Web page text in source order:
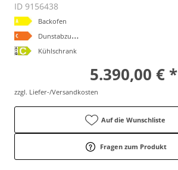
ID 9156438
Backofen
D
unstabzugshaube
Kühlschrank
5.390,00 € *
zzgl. Liefer-/Versandkosten
Auf die Wunschliste
Fragen zum Produkt